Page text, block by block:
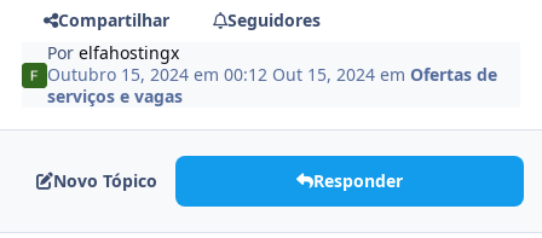
Compartilhar
Seguidores
Porelfahostingx
Outubro 15, 2024 em 00:12 Out 15, 2024 emOfertas de
serviços e vagas
Novo Tópico Responder